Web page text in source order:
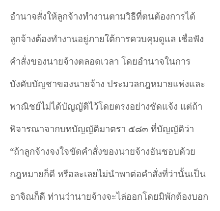
อำนาจสั่งให้ลูกจ้างทำงานตามวิธีที่ตนต้องการได้
ลูกจ้างต้องทำงานอยู่ภายใต้การควบคุมดูแล เชื่อฟัง
คำสั่งของนายจ้างตลอดเวลา โดยอำนาจในการ
บังคับบัญชาของนายจ้าง ประมวลกฎหมายแพ่งและ
พาณิชย์ไม่ได้บัญญัติไว้โดยตรงอย่างชัดแจ้ง แต่ถ้า
พิจารณาจากบทบัญญัติมาตรา ๕๘๓ ที่บัญญัติว่า
“ถ้าลูกจ้างจงใจขัดคำสั่งของนายจ้างอันชอบด้วย
กฎหมายก็ดี หรือละเลยไม่นำพาต่อคำสั่งที่ว่านั้นเป็น
อาจิณก็ดี ท่านว่านายจ้างจะไล่ออกโดยมิพักต้องบอก